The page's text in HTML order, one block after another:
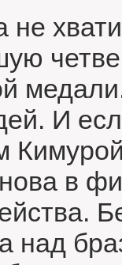
не
И
в
над